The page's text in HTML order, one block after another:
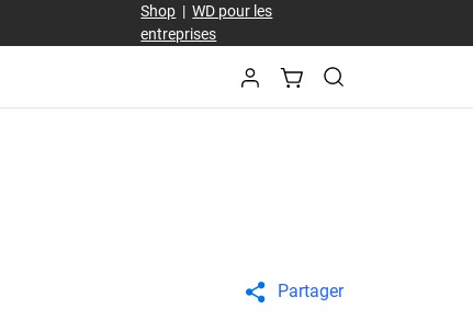
Shop |WD pour les
entreprises
Partager